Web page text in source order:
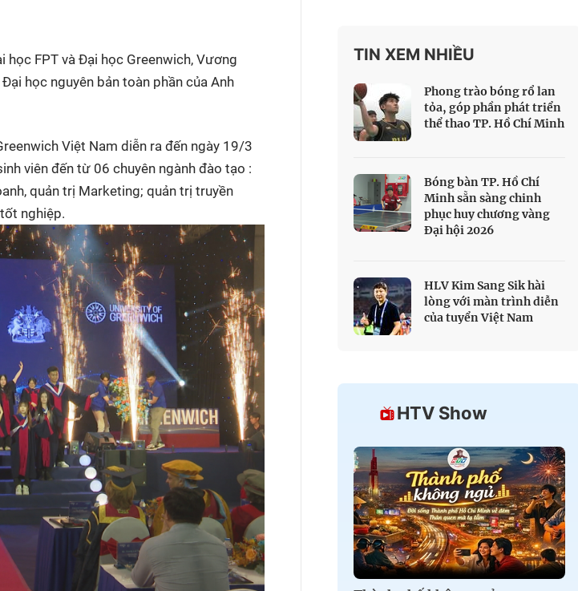
hình
Made By Vietnam
Ngày hội HTV
Chung một tấm
lòng
Cuộc đua xe đạp
Cúp Truyền hình
SEA Games 33
FPT và Đại học Greenwich, Vương
học nguyên bản toàn phần của Anh
Việt Nam diễn ra đến ngày 19/3
viên đến từ 06 chuyên ngành đào tạo :
quản trị Marketing; quản trị truyền
nghiệp.
TIN XEM NHIỀU
Phong trào bóng rổ lan
tỏa, góp phần phát triển
thể thao TP. Hồ Chí Minh
Bóng bàn TP. Hồ Chí
Minh sẵn sàng chinh
phục huy chương vàng
Đại hội 2026
HLV Kim Sang Sik hài
lòng với màn trình diễn
của tuyển Việt Nam
HTV Show